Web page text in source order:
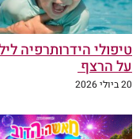
טיפולי הידרותרפיה
על הרצף
20 ביולי 2026